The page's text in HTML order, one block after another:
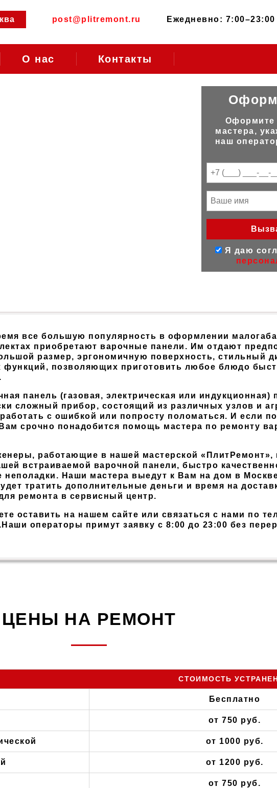
post@plitremont.ru Ежедневно: 7:00–23:00
О нас Контакты
Оформите
мастера,
наш
Я даю
все большую популярность в оформлении
приобретают варочные панели. Им отдают
размер, эргономичную поверхность, стильный
функций, позволяющих приготовить любое блюдо
панель (газовая, электрическая или индукционная)
сложный прибор, состоящий из различных узлов и
с ошибкой или попросту поломаться. И если
срочно понадобится помощь мастера по ремонту
работающие в нашей мастерской «ПлитРемонт»,
встраиваемой варочной панели, быстро
неполадки. Наши мастера выедут к Вам на дом в
тратить дополнительные деньги и время на
ремонта в сервисный центр.
оставить на нашем сайте или связаться с нами по
.Наши операторы примут заявку с 8:00 до 23:00 без
ЦЕНЫ НА РЕМОНТ
СТОИМОСТЬ
Бесплатно
от 750 руб.
от 1000 руб.
от 1200 руб.
от 750 руб.